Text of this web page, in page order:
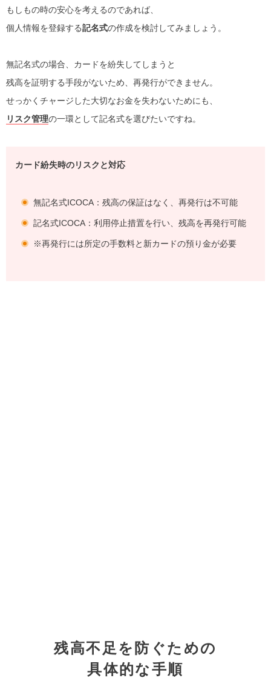
もしもの時の安心を考えるのであれば、
個人情報を登録する記名式の作成を検討してみましょう。
無記名式の場合、カードを紛失してしまうと
残高を証明する手段がないため、再発行ができません。
せっかくチャージした大切なお金を失わないためにも、
リスク管理の一環として記名式を選びたいですね。
カード紛失時のリスクと対応
無記名式ICOCA：残高の保証はなく、再発行は不可能
記名式ICOCA：利用停止措置を行い、残高を再発行可能
※再発行には所定の手数料と新カードの預り金が必要
残高不足を防ぐための
具体的な手順